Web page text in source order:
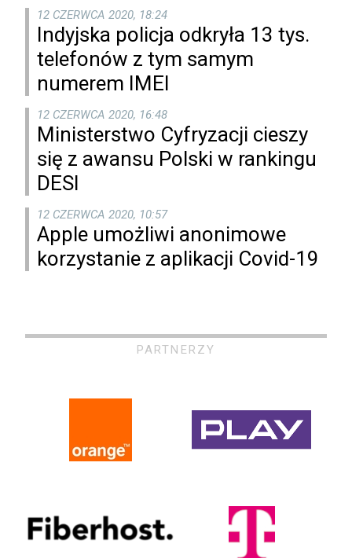
12 CZERWCA 2020, 18:24
Indyjska policja odkryła 13 tys.
telefonów z tym samym
numerem IMEI
12 CZERWCA 2020, 16:48
Ministerstwo Cyfryzacji cieszy
się z awansu Polski w rankingu
DESI
12 CZERWCA 2020, 10:57
Apple umożliwi anonimowe
korzystanie z aplikacji Covid-19
PARTNERZY